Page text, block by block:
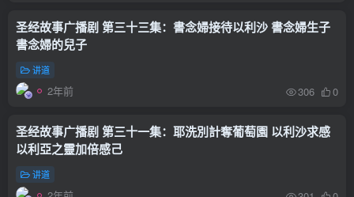
圣经故事广播剧 第三十三集：書念婦接待以利沙 書念婦生子
書念婦的兒子
讲道
2年前 306 0
圣经故事广播剧 第三十一集：耶洗別計奪葡萄園 以利沙求感
以利亞之靈加倍感己
讲道